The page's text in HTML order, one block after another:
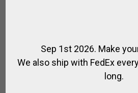
Sep 1st 2026. Make
We also ship with FedEx
long.